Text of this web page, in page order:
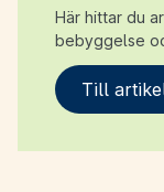
Här hittar du
bebyggelse
Till